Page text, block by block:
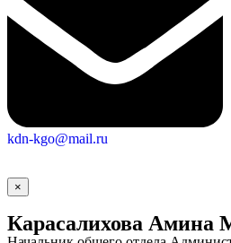
kdn-kgo@mail.ru
×
Карасалихова Амина